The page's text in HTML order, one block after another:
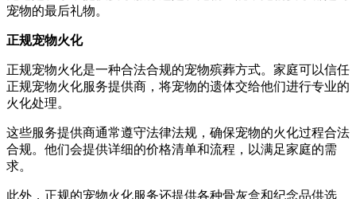
宠物的最后礼物。
正规宠物火化
正规宠物火化是一种合法合规的宠物殡葬方式。家庭可以信任
正规宠物火化服务提供商，将宠物的遗体交给他们进行专业的
火化处理。
这些服务提供商通常遵守法律法规，确保宠物的火化过程合法
合规。他们会提供详细的价格清单和流程，以满足家庭的需
求。
此外，正规的宠物火化服务还提供各种骨灰盒和纪念品供选